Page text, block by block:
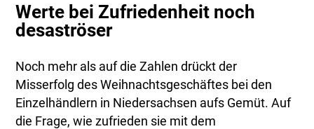
Werte bei Zufriedenheit noch
desaströser
Noch mehr als auf die Zahlen drückt der
Misserfolg des Weihnachtsgeschäftes bei den
Einzelhändlern in Niedersachsen aufs Gemüt. Auf
die Frage, wie zufrieden sie mit dem